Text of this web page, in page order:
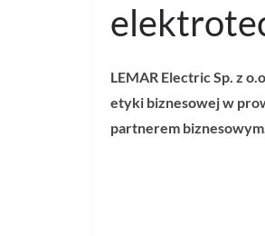
LEMAR Electric Sp. z
etyki biznesowej w
partnerem